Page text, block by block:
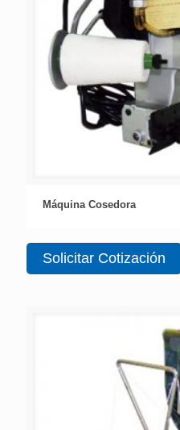
Máquina Cosedora
Solicitar Cotización